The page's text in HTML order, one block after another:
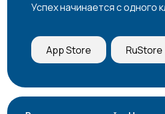
Успех начинается с одного
App Store RuStore